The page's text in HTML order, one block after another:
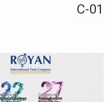
C-01